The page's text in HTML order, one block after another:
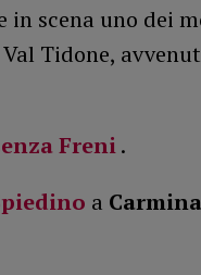
in scena uno dei
Tidone,
Freni.
a